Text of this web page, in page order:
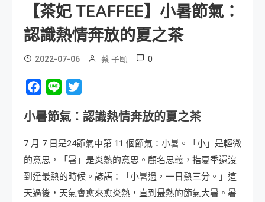
【茶妃 TEAFFEE】小暑節氣：
認識熱情奔放的夏之茶
2022-07-06 蔡 子頤 0
Facebook
Line
小暑節氣：認識熱情奔放的夏之茶
7 月 7 日是24節氣中第 11 個節氣：小暑。「小」是輕微
的意思，「暑」是炎熱的意思。顧名思義，指夏季還沒
到達最熱的時候。諺語：「小暑過，一日熱三分。」這
天過後，天氣會愈來愈炎熱，直到最熱的節氣大暑。暑